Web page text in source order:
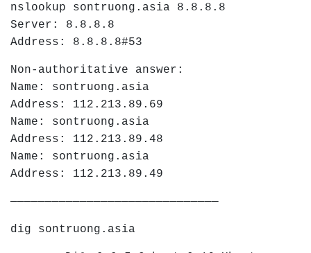
nslookup sontruong.asia 8.8.8.8
Server: 8.8.8.8
Address: 8.8.8.8#53
Non-authoritative answer:
Name: sontruong.asia
Address: 112.213.89.69
Name: sontruong.asia
Address: 112.213.89.48
Name: sontruong.asia
Address: 112.213.89.49
——————————————————————————————
dig sontruong.asia